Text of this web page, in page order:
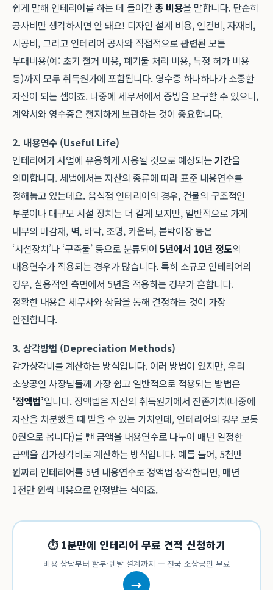
쉽게 말해 인테리어를 하는 데 들어간총 비용을 말합니다. 단순히
공사비만 생각하시면 안 돼요! 디자인 설계 비용, 인건비, 자재비,
시공비, 그리고 인테리어 공사와 직접적으로 관련된 모든
부대비용(예: 초기 철거 비용, 폐기물 처리 비용, 특정 허가 비용
등)까지 모두 취득원가에 포함됩니다. 영수증 하나하나가 소중한
자산이 되는 셈이죠. 나중에 세무서에서 증빙을 요구할 수 있으니,
계약서와 영수증은 철저하게 보관하는 것이 중요합니다.
2. 내용연수 (Useful Life)
인테리어가 사업에 유용하게 사용될 것으로 예상되는기간을
의미합니다. 세법에서는 자산의 종류에 따라 표준 내용연수를
정해놓고 있는데요. 음식점 인테리어의 경우, 건물의 구조적인
부분이나 대규모 시설 장치는 더 길게 보지만, 일반적으로 가게
내부의 마감재, 벽, 바닥, 조명, 카운터, 붙박이장 등은
‘시설장치’나 ‘구축물’ 등으로 분류되어 5년에서 10년 정도의
내용연수가 적용되는 경우가 많습니다. 특히 소규모 인테리어의
경우, 실용적인 측면에서 5년을 적용하는 경우가 흔합니다.
정확한 내용은 세무사와 상담을 통해 결정하는 것이 가장
안전합니다.
3. 상각방법 (Depreciation Methods)
감가상각비를 계산하는 방식입니다. 여러 방법이 있지만, 우리
소상공인 사장님들께 가장 쉽고 일반적으로 적용되는 방법은
‘정액법’입니다. 정액법은 자산의 취득원가에서 잔존가치(나중에
자산을 처분했을 때 받을 수 있는 가치인데, 인테리어의 경우 보통
0원으로 봅니다)를 뺀 금액을 내용연수로 나누어 매년 일정한
금액을 감가상각비로 계산하는 방식입니다. 예를 들어, 5천만
원짜리 인테리어를 5년 내용연수로 정액법 상각한다면, 매년
1천만 원씩 비용으로 인정받는 식이죠.
⏱ 1분만에 인테리어 무료 견적 신청하기
비용 상담부터 할부·렌탈 설계까지 — 전국 소상공인 무료
→